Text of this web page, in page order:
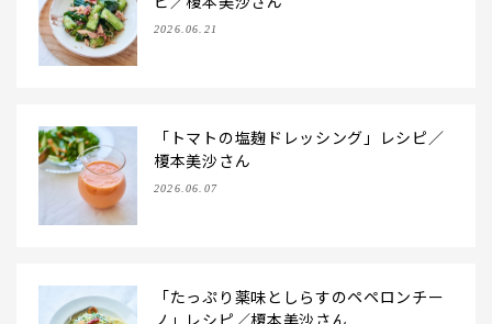
2026.06.21
「トマトの塩麹ドレッシング」レシピ／
榎本美沙さん
2026.06.07
「たっぷり薬味としらすのペペロンチー